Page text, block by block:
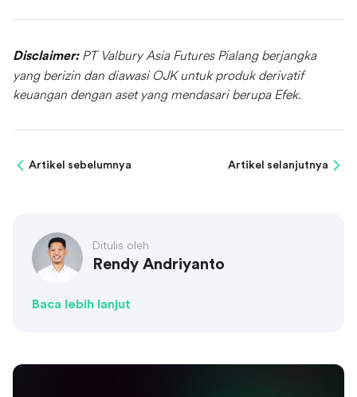
Disclaimer: PT Valbury Asia Futures Pialang berjangka
yang berizin dan diawasi OJK untuk produk derivatif
keuangan dengan aset yang mendasari berupa Efek.
Artikel sebelumnya Artikel selanjutnya
Ditulis oleh
Rendy Andriyanto
Baca lebih lanjut